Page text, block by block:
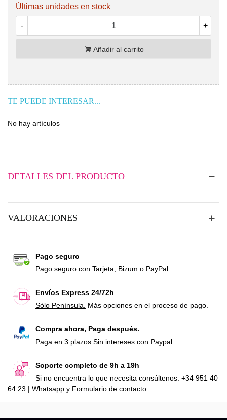
Últimas unidades en stock
- +
Añadir al carrito
TE PUEDE INTERESAR...
No hay artículos
DETALLES DEL PRODUCTO
VALORACIONES
Pago seguro
Pago seguro con Tarjeta, Bizum o PayPal
Envíos Express 24/72h
Sólo Península. Más opciones en el proceso de pago.
Compra ahora, Paga después.
Paga en 3 plazos Sin intereses con Paypal.
Soporte completo de 9h a 19h
Si no encuentra lo que necesita consúltenos: +34 951 40
64 23 | Whatsapp y Formulario de contacto